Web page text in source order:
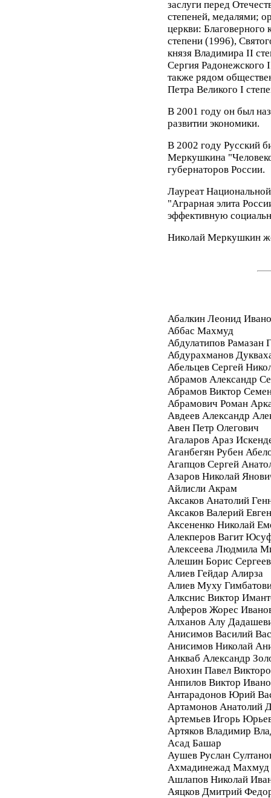
заслуги перед
степеней, медалями;
церкви: Благоверного
степени (1996),
князя Владимира II
Сергия Радонежского
также рядом
Петра Великого I
В 2001 году он был
развитии экономики.
В 2002 году Русский
Меркушкина
губернаторов России.
Лауреат
"Аграрная элита
эффективную
Николай Меркушкин
Абалкин Леонид
Аббас Махмуд
Абдулатипов Рамазан
Абдурахманов
Абельцев Сергей
Абрамов Александр
Абрамов Виктор
Абрамович Роман
Авдеев Александр
Авен Петр Олегович
Агаларов Араз
Аганбегян Рубен
Агапцов Сергей
Азаров Николай
Айлисли Акрам
Аксаков Анатолий
Аксаков Валерий
Аксененко Николай
Алекперов Вагит
Алексеева Людмила
Алешин Борис
Алиев Гейдар Алирза
Алиев Муху
Алкснис Виктор
Алферов Жорес
Алханов Алу
Анисимов Василий
Анисимов Николай
Анкваб Александр
Анохин Павел
Анпилов Виктор
Антарадонов Юрий
Артамонов Анатолий
Артемьев Игорь
Артяков Владимир
Асад Башар
Аушев Руслан
Ахмадинежад Махмуд
Ашлапов Николай
Аяцков Дмитрий